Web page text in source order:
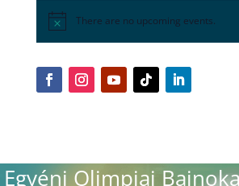
There are no upcoming events.
Egyéni Olimpiai